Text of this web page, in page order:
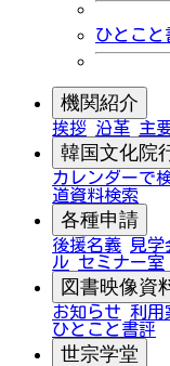
ひとこと
機関紹介
挨拶 沿革 主
韓国文化院
カレンダーで
道資料検索
各種申請
後援名義 見学
ル セミナー室
図書映像資
お知らせ 利用
ひとこと書評
世宗学堂